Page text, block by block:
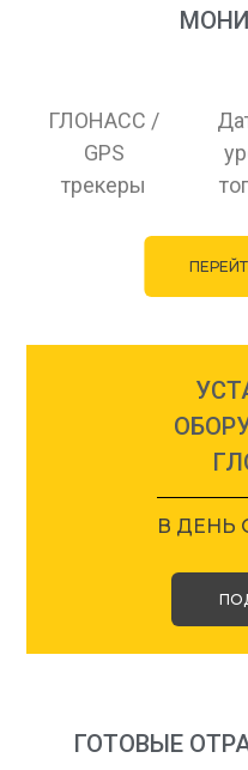
ГЛОНАСС /
GPS
трекеры
В ДЕНЬ
ГОТОВЫЕ